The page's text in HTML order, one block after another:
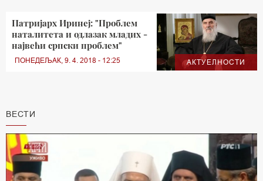
АКТУЕЛНОСТИ
Патријарх Иринеј: "Проблем
наталитета и одлазак младих -
највећи српски проблем"
ПОНЕДЕЉАК, 9. 4. 2018 - 12:25
ВЕСТИ